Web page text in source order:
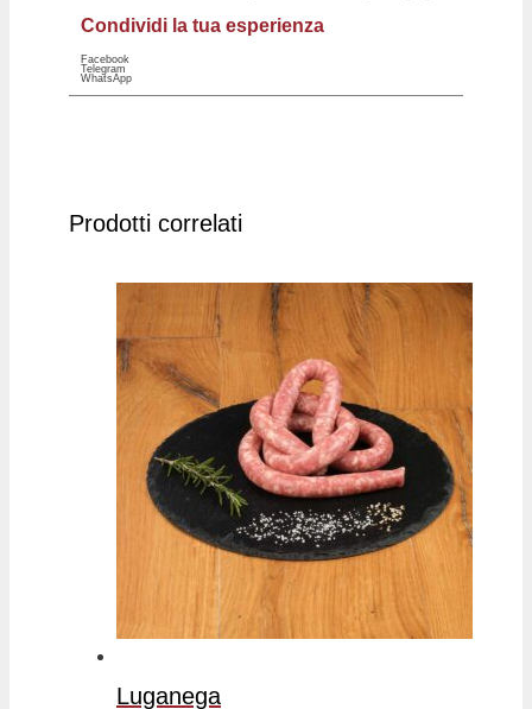
Condividi la tua esperienza
Facebook
Telegram
WhatsApp
Prodotti correlati
Luganega